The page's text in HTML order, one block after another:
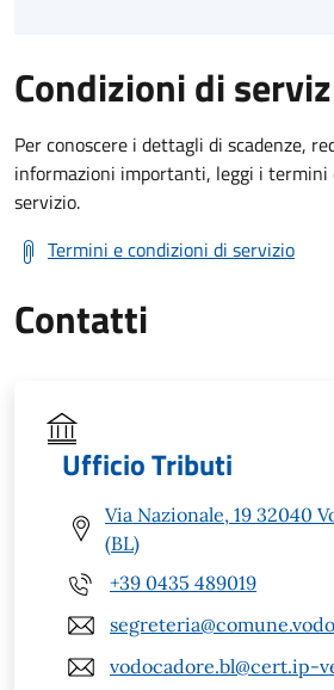
Condizioni di
Per conoscere i dettagli di scadenze,
informazioni importanti, leggi i termini
servizio.
Termini e condizioni di servizio
Contatti
Ufficio Tributi
Via Nazionale, 19 32040
(BL)
+39 0435 489019
vodocadore.bl@cert.ip-